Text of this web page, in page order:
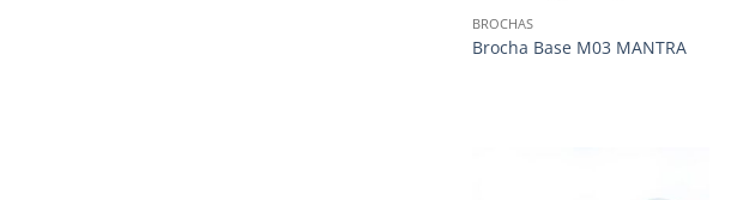
BROCHAS
Brocha Base M03 MANTRA